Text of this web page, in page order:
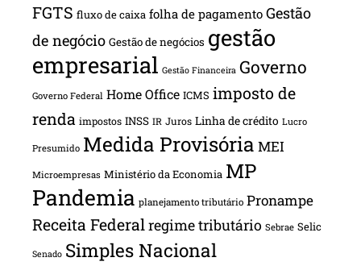
FGTS fluxo de caixa folha de pagamento Gestão
de negócio Gestão de negócios gestão
empresarial Gestão Financeira Governo
Governo Federal Home Office ICMS imposto de
renda impostos INSS IR Juros Linha de crédito Lucro
Presumido Medida Provisória MEI
Microempresas Ministério da Economia MP
Pandemia planejamento tributário Pronampe
Receita Federalregime tributário Sebrae Selic
Senado Simples Nacional